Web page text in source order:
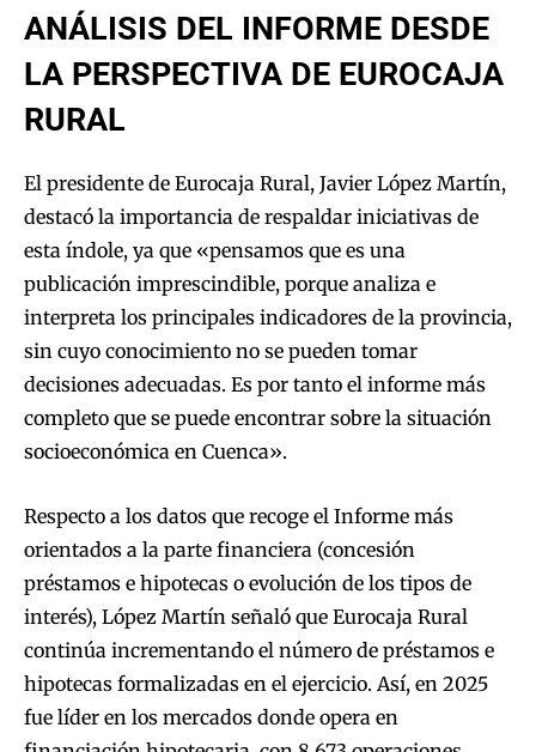
ANÁLISIS DEL INFORME DESDE
LA PERSPECTIVA DE EUROCAJA
RURAL
El presidente de Eurocaja Rural, Javier López Martín,
destacó la importancia de respaldar iniciativas de
esta índole, ya que «pensamos que es una
publicación imprescindible, porque analiza e
interpreta los principales indicadores de la provincia,
sin cuyo conocimiento no se pueden tomar
decisiones adecuadas. Es por tanto el informe más
completo que se puede encontrar sobre la situación
socioeconómica en Cuenca».
Respecto a los datos que recoge el Informe más
orientados a la parte financiera (concesión
préstamos e hipotecas o evolución de los tipos de
interés), López Martín señaló que Eurocaja Rural
continúa incrementando el número de préstamos e
hipotecas formalizadas en el ejercicio. Así, en 2025
fue líder en los mercados donde opera en